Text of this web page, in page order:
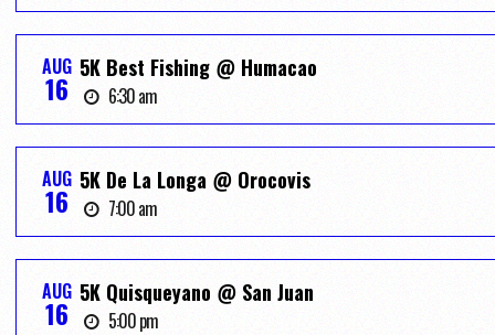
AUG
16
5K Best Fishing @ Humacao
6:30 am
AUG
16
5K De La Longa @ Orocovis
7:00 am
AUG
16
5K Quisqueyano @ San Juan
5:00 pm